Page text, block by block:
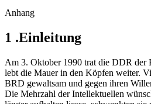
Anhang
1 .Einleitung
Am 3. Oktober 1990 trat die DDR der
lebt die Mauer in den Köpfen weiter.
BRD gewaltsam und gegen ihren
Die Mehrzahl der Intellektuellen